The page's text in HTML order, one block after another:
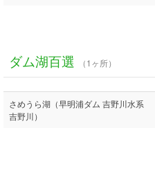
ダム湖百選 （1ヶ所）
さめうら湖（早明浦ダム 吉野川水系
吉野川）